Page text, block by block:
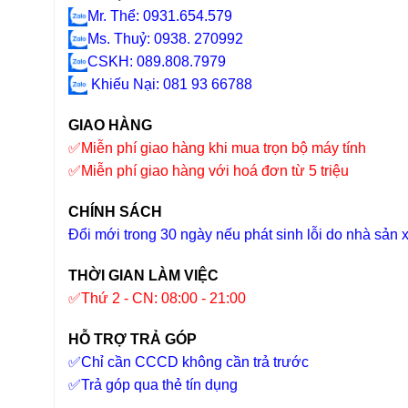
Mr. Thể: 0931.654.579
Ms. Thuỷ: 0938. 270992
CSKH: 089.808.7979
Khiếu Nại: 081 93 66788
GIAO HÀNG
✅Miễn phí giao hàng khi mua trọn bộ máy tính
✅Miễn phí giao hàng với hoá đơn từ 5 triệu
CHÍNH SÁCH
Đổi mới trong 30 ngày nếu phát sinh lỗi do nhà sản
THỜI GIAN LÀM VIỆC
✅Thứ 2 - CN: 08:00 - 21:00
HỖ TRỢ TRẢ GÓP
✅Chỉ cần CCCD không cần trả trước
✅Trả góp qua thẻ tín dụng